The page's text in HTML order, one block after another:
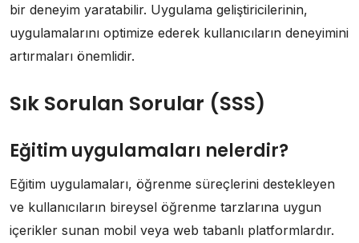
bir deneyim yaratabilir. Uygulama geliştiricilerinin,
uygulamalarını optimize ederek kullanıcıların deneyimini
artırmaları önemlidir.
Sık Sorulan Sorular (SSS)
Eğitim uygulamaları nelerdir?
Eğitim uygulamaları, öğrenme süreçlerini destekleyen
ve kullanıcıların bireysel öğrenme tarzlarına uygun
içerikler sunan mobil veya web tabanlı platformlardır.